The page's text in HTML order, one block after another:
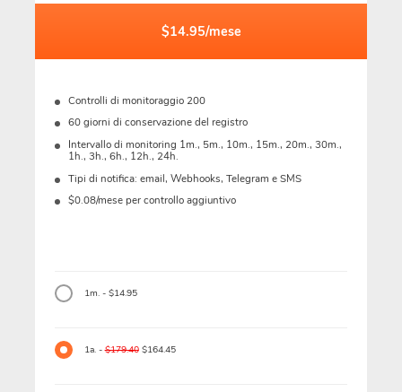
$14.95/mese
Controlli di monitoraggio 200
60 giorni di conservazione del registro
Intervallo di monitoring 1m., 5m., 10m., 15m., 20m., 30m.,
1h., 3h., 6h., 12h., 24h.
Tipi di notifica: email, Webhooks, Telegram e SMS
$0.08/mese per controllo aggiuntivo
1m. - $14.95
1a. -$179.40$164.45